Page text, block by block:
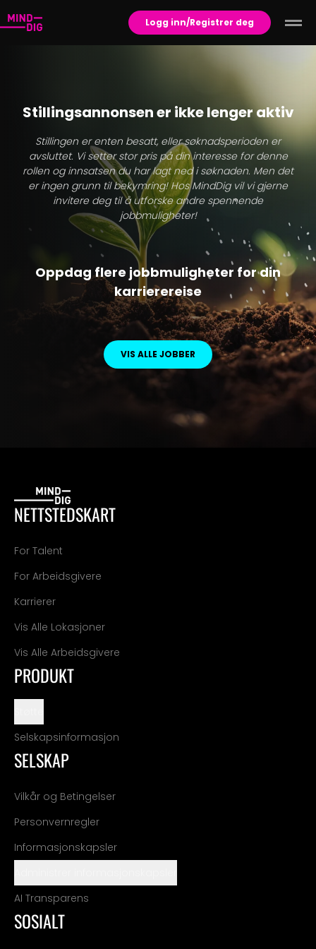
Logg inn/Registrer deg
Stillingsannonsen er ikke lenger aktiv
Stillingen er enten besatt, eller søknadsperioden er
avsluttet. Vi setter stor pris på din interesse for denne
rollen og innsatsen du har lagt ned i søknaden. Men det
er ingen grunn til bekymring! Hos MindDig vil vi gjerne
invitere deg til å utforske andre spennende
jobbmuligheter!
Oppdag flere jobbmuligheter for din
karrierereise
VIS ALLE JOBBER
NETTSTEDSKART
For Talent
For Arbeidsgivere
Karrierer
Vis Alle Lokasjoner
Vis Alle Arbeidsgivere
PRODUKT
Selskapsinformasjon
SELSKAP
Vilkår og Betingelser
Personvernregler
Informasjonskapsler
AI Transparens
SOSIALT